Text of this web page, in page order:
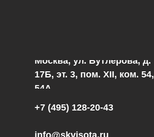
+7 (495) 128-20-43
info@skvisota.ru
Москва, ул. Бутлерова, д.
17Б, эт. 3, пом. XII, ком. 54,
54А